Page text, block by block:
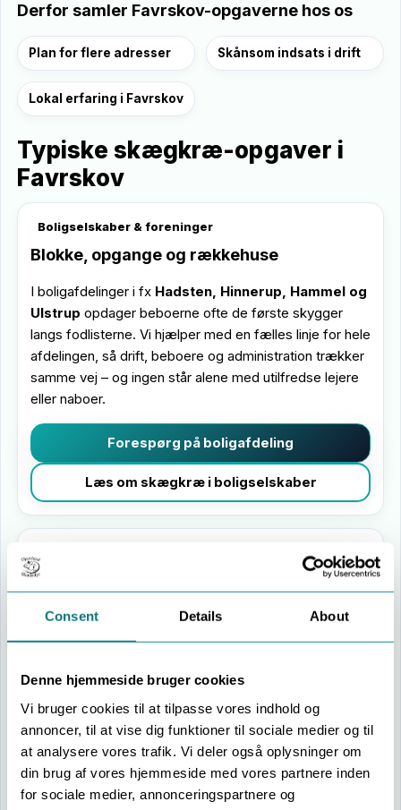
Consent Details About
Denne hjemmeside bruger cookies
Vi bruger cookies til at tilpasse vores indhold og
annoncer, til at vise dig funktioner til sociale medier og til
at analysere vores trafik. Vi deler også oplysninger om
din brug af vores hjemmeside med vores partnere inden
for sociale medier, annonceringspartnere og
Derfor samler Favrskov-opgaverne hos os
Plan for flere adresser Skånsom indsats i drift
Lokal erfaring i Favrskov
Typiske skægkræ-opgaver i
Favrskov
Boligselskaber & foreninger
Blokke, opgange og rækkehuse
I boligafdelinger i fx Hadsten, Hinnerup, Hammel og
Ulstrup opdager beboerne ofte de første skygger
langs fodlisterne. Vi hjælper med en fælles linje for hele
afdelingen, så drift, beboere og administration trækker
samme vej – og ingen står alene med utilfredse lejere
eller naboer.
Forespørg på boligafdeling
Læs om skægkræ i boligselskaber
Kontorhuse, klinikker og værksteder
I kontorer, klinikker og mindre erhvervsejendomme i fx
Hinnerup, Hadsten og Søftenskal hensynet til både
tilrettelægger indsatsen, så behandlingen er diskret, og
medarbejdere får en rolig forklaring på, hvad der sker –
og hvorfor.
Få vurdering af erhvervslokaler